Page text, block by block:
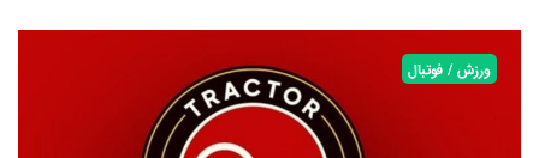
ورزش / فوتبال